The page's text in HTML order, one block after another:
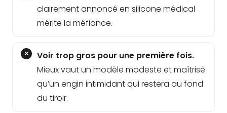
clairement annoncé en silicone médical
mérite la méfiance.
Voir trop gros pour une première fois.
Mieux vaut un modèle modeste et maîtrisé
qu’un engin intimidant qui restera au fond
du tiroir.